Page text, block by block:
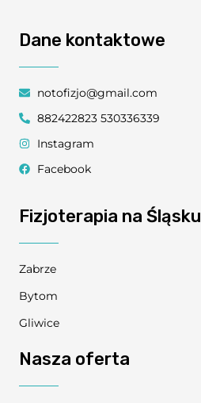
Dane kontaktowe
notofizjo@gmail.com
882422823 530336339
Instagram
Facebook
Fizjoterapia na Śląsku
Zabrze
Bytom
Gliwice
Nasza oferta